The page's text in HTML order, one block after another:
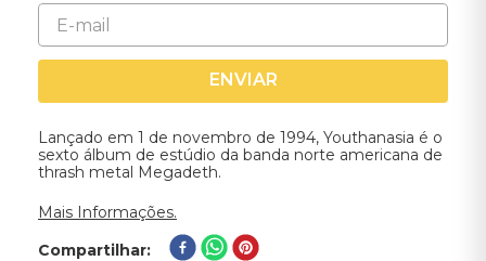
ENVIAR
Lançado em 1 de novembro de 1994, Youthanasia é o
sexto álbum de estúdio da banda norte americana de
thrash metal Megadeth.
Mais Informações.
Compartilhar